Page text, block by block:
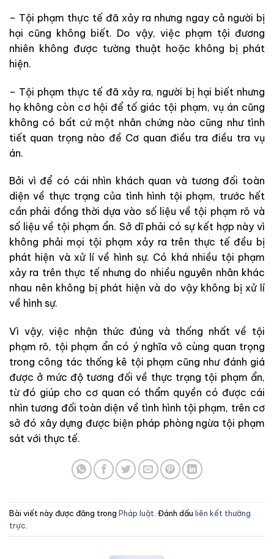
– Tội phạm thực tế đã xảy ra nhưng ngay cả người bị
hại cũng không biết. Do vậy, việc phạm tội đương
nhiên không được tường thuật hoặc không bị phát
hiện.
– Tội phạm thực tế đã xảy ra, người bị hại biết nhưng
họ không còn cơ hội để tố giác tội phạm, vụ án cũng
không có bất cứ một nhân chứng nào cũng như tình
tiết quan trọng nào đề Cơ quan điều tra điều tra vụ
án.
Bởi vì để có cái nhìn khách quan và tương đối toàn
diện về thực trạng của tình hình tội phạm, trước hết
cần phải đồng thời dựa vào số liệu về tội phạm rõ và
số liệu về tội phạm ẩn. Sở dĩ phải có sự kết hợp này vì
không phải mọi tội phạm xảy ra trên thực tế đều bị
phát hiện và xử lí về hình sự. Có khá nhiều tội phạm
xảy ra trên thực tế nhưng do nhiều nguyên nhân khác
nhau nên không bị phát hiện và do vậy không bị xử lí
về hình sự.
Vì vậy, việc nhận thức đúng và thống nhất về tội
phạm rõ, tội phạm ẩn có ý nghĩa vô cùng quan trọng
trong công tác thống kê tội phạm cũng như đánh giá
được ở mức độ tương đối về thực trạng tội phạm ẩn,
từ đó giúp cho cơ quan có thẩm quyền có được cái
nhìn tương đối toàn diện về tình hình tội phạm, trên cơ
sở đó xây dựng được biện pháp phòng ngừa tội phạm
sát với thực tế.
Bài viết này được đăng trong Pháp luật . Đánh dấu liên kết thường
trực